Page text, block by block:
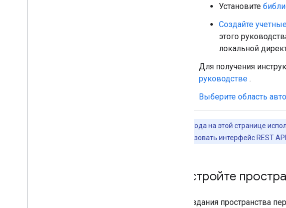
Установите
Создайте
этого
локальной
Для получения
руководстве .
Выберите область
Примеры кода на этой странице
можно использовать интерфейс REST
Обустройте
Для создания пространства